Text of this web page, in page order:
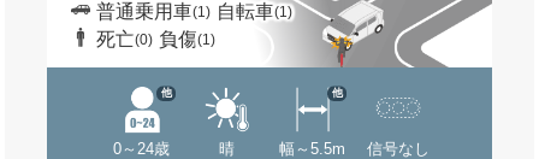
普通乗用車(1) 自転車(1)
死亡(0) 負傷(1)
0～24歳
他
晴 幅～5.5m
他
信号なし